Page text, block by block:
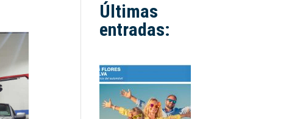
Últimas
entradas: